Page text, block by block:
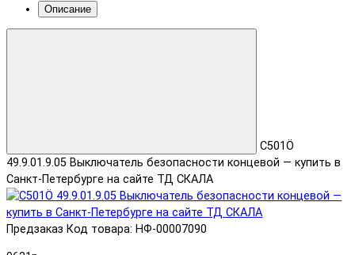
Описание
C501Ö
49.9.01.9.05 Выключатель безопасности концевой — купить в
Санкт-Петербурге на сайте ТД СКАЛА
Предзаказ Код товара: НФ-00007090